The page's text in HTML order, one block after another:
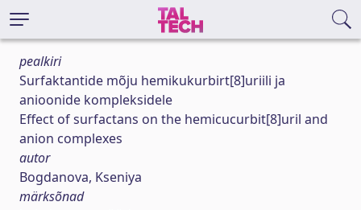
pealkiri
Surfaktantide mõju hemikukurbirt[8]uriili ja
anioonide kompleksidele
Effect of surfactans on the hemicucurbit[8]uril and
anion complexes
autor
Bogdanova, Kseniya
märksõnad